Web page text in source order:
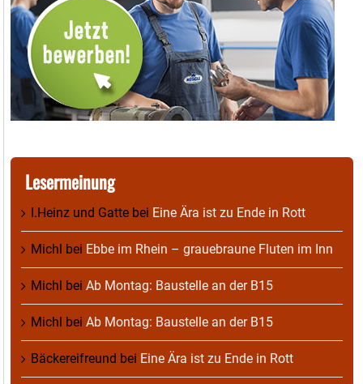
Lesermeinung
I.Heinz und Gatte bei Eine Ära ist zu Ende in Rott
Michl bei Ebbe im Rhein – grauebraune Fluten im Inn
Michl bei Ab Montag: Baustelle an der B15
Michl bei Ab Montag: Baustelle an der B15
Bäckereifreund bei Eine Ära ist zu Ende in Rott